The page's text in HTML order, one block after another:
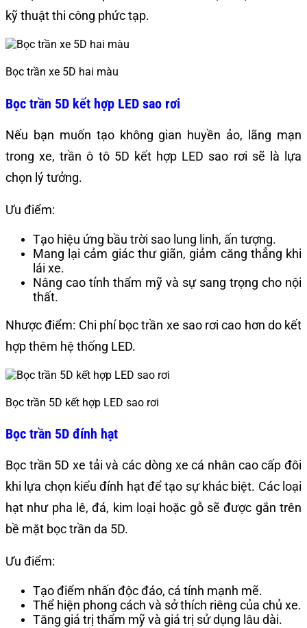
kỹ thuật thi công phức tạp.
Bọc trần xe 5D hai màu
Bọc trần 5D kết hợp LED sao rơi
Nếu bạn muốn tạo không gian huyền ảo, lãng mạn
trong xe, trần ô tô 5D kết hợp LED sao rơi sẽ là lựa
chọn lý tưởng.
Ưu điểm:
Tạo hiệu ứng bầu trời sao lung linh, ấn tượng.
Mang lại cảm giác thư giãn, giảm căng thẳng khi
lái xe.
Nâng cao tính thẩm mỹ và sự sang trọng cho nội
thất.
Nhược điểm: Chi phí bọc trần xe sao rơi cao hơn do kết
hợp thêm hệ thống LED.
Bọc trần 5D kết hợp LED sao rơi
Bọc trần 5D đính hạt
Bọc trần 5D xe tải và các dòng xe cá nhân cao cấp đôi
khi lựa chọn kiểu đính hạt để tạo sự khác biệt. Các loại
hạt như pha lê, đá, kim loại hoặc gỗ sẽ được gắn trên
bề mặt bọc trần da 5D.
Ưu điểm:
Tạo điểm nhấn độc đáo, cá tính mạnh mẽ.
Thể hiện phong cách và sở thích riêng của chủ xe.
Tăng giá trị thẩm mỹ và giá trị sử dụng lâu dài.